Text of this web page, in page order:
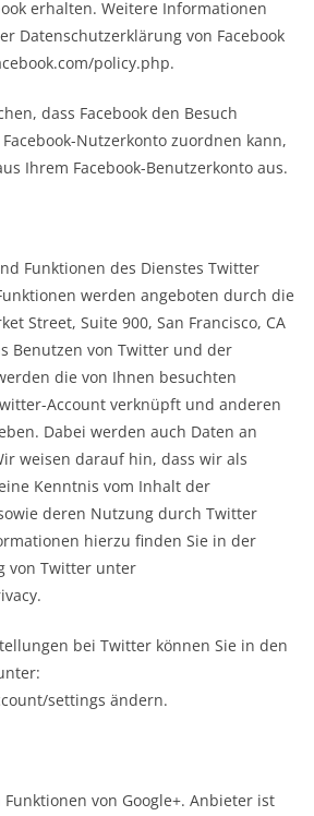
erhalten. Weitere Informationen
Datenschutzerklärung von Facebook
policy.php.
dass Facebook den Besuch
Nutzerkonto zuordnen kann,
Ihrem Facebook-Benutzerkonto aus.
Funktionen des Dienstes Twitter
werden angeboten durch die
Street, Suite 900, San Francisco, CA
Benutzen von Twitter und der
die von Ihnen besuchten
Account verknüpft und anderen
Dabei werden auch Daten an
weisen darauf hin, dass wir als
Kenntnis vom Inhalt der
deren Nutzung durch Twitter
hierzu finden Sie in der
von Twitter unter
bei Twitter können Sie in den
settings ändern.
von Google+. Anbieter ist